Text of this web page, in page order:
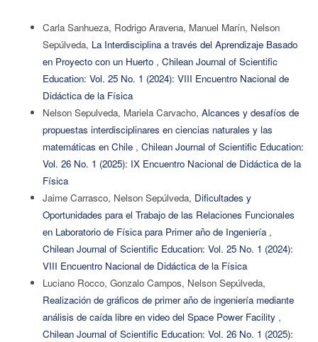
Carla Sanhueza, Rodrigo Aravena, Manuel Marín, Nelson
Sepúlveda, La Interdisciplina a través del Aprendizaje Basado
en Proyecto con un Huerto , Chilean Journal of Scientific
Education: Vol. 25 No. 1 (2024): VIII Encuentro Nacional de
Didáctica de la Física
Nelson Sepulveda, Mariela Carvacho, Alcances y desafíos de
propuestas interdisciplinares en ciencias naturales y las
matemáticas en Chile , Chilean Journal of Scientific Education:
Vol. 26 No. 1 (2025): IX Encuentro Nacional de Didáctica de la
Física
Jaime Carrasco, Nelson Sepúlveda, Dificultades y
Oportunidades para el Trabajo de las Relaciones Funcionales
en Laboratorio de Física para Primer año de Ingeniería ,
Chilean Journal of Scientific Education: Vol. 25 No. 1 (2024):
VIII Encuentro Nacional de Didáctica de la Física
Luciano Rocco, Gonzalo Campos, Nelson Sepúlveda,
Realización de gráficos de primer año de ingeniería mediante
análisis de caída libre en video del Space Power Facility ,
Chilean Journal of Scientific Education: Vol. 26 No. 1 (2025):